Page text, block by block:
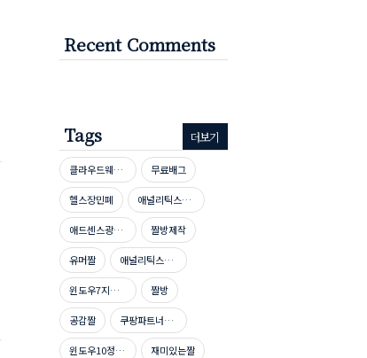
Recent Comments
Tags 더보기
클라우드웨이즈호스팅 무료배그
헬스장민폐 애널리틱스자격증
애드센스광고단가높이기 짤방제작
유머짤 애널리틱스자격증시험문제
윈도우7지원종료 짤방
공감짤 쿠팡파트너스신청방법
윈도우10정품인증 재미있는짤